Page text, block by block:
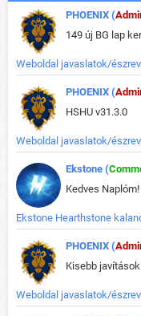
PHOENIX (
Weboldal javaslatok/
PHOENIX (
HSHU v31.3.0
Weboldal javaslatok/
Ekstone (
Kedves Naplóm!
Ekstone Hearthstone
PHOENIX (
Kisebb
Weboldal javaslatok/